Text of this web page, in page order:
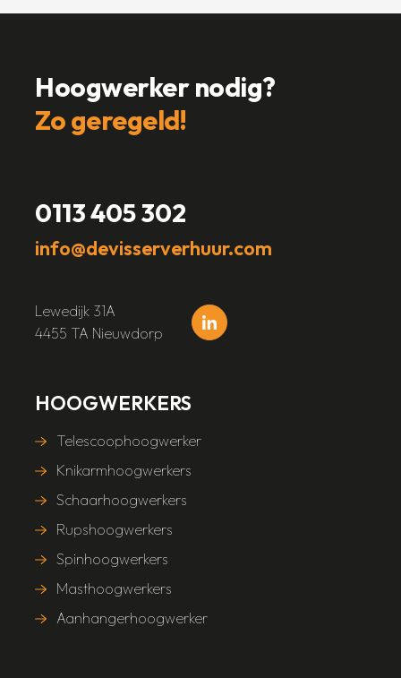
Hoogwerker nodig?
Zo geregeld!
0113 405 302
info@devisserverhuur.com
Lewedijk 31A
4455 TA Nieuwdorp
HOOGWERKERS
Telescoophoogwerker
Knikarmhoogwerkers
Schaarhoogwerkers
Rupshoogwerkers
Spinhoogwerkers
Masthoogwerkers
Aanhangerhoogwerker